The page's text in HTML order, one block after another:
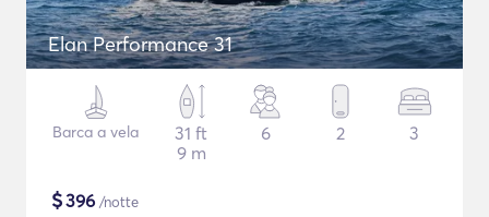
Elan Performance 31
Barca a vela
31 ft
9 m
6 2 3
$396 /notte